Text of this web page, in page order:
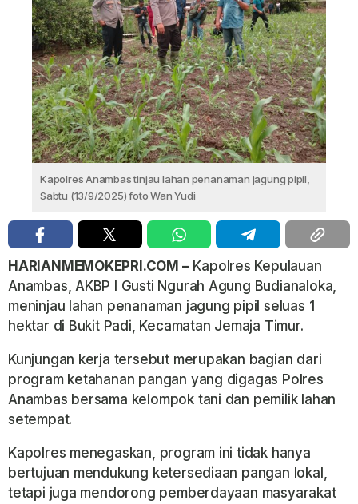
Kapolres Anambas tinjau lahan penanaman jagung pipil,
Sabtu (13/9/2025) foto Wan Yudi
HARIANMEMOKEPRI.COM –Kapolres Kepulauan
Anambas, AKBP I Gusti Ngurah Agung Budianaloka,
meninjau lahan penanaman jagung pipil seluas 1
hektar di Bukit Padi, Kecamatan Jemaja Timur.
Kunjungan kerja tersebut merupakan bagian dari
program ketahanan pangan yang digagas Polres
Anambas bersama kelompok tani dan pemilik lahan
setempat.
Kapolres menegaskan, program ini tidak hanya
bertujuan mendukung ketersediaan pangan lokal,
tetapi juga mendorong pemberdayaan masyarakat